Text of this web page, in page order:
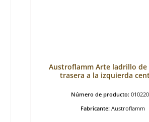
Austroflamm Arte ladrillo de
trasera a la izquierda
Número de producto:
Fabricante: Austroflamm